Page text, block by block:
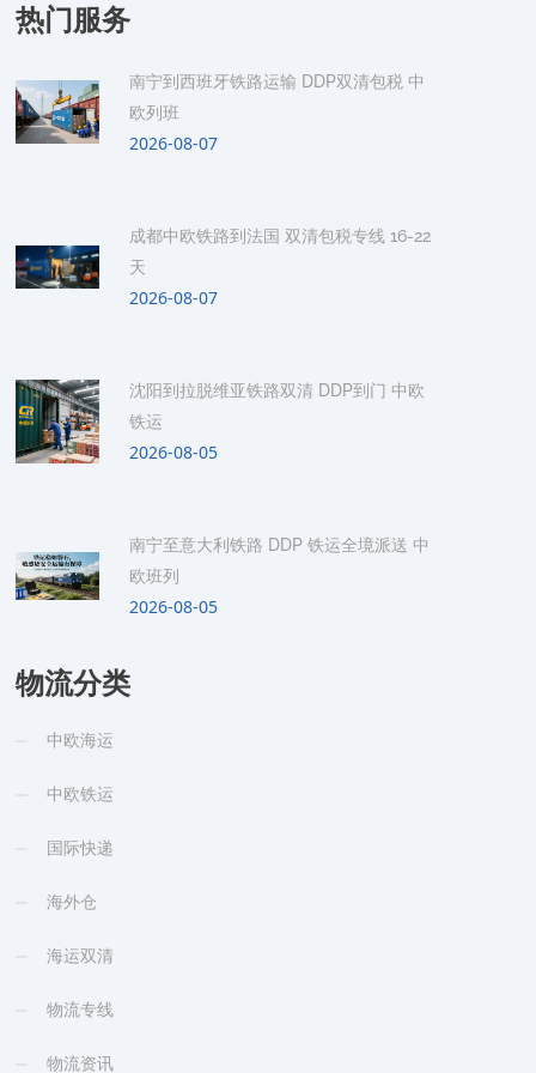
热门服务
南宁到西班牙铁路运输 DDP双清包税 中
欧列班
2026-08-07
成都中欧铁路到法国 双清包税专线 16-22
天
2026-08-07
沈阳到拉脱维亚铁路双清 DDP到门 中欧
铁运
2026-08-05
南宁至意大利铁路 DDP 铁运全境派送 中
欧班列
2026-08-05
物流分类
中欧海运
中欧铁运
国际快递
海外仓
海运双清
物流专线
物流资讯